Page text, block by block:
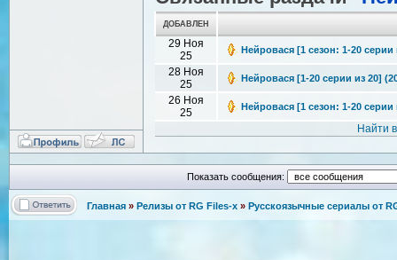
ДОБАВЛЕН
29 Ноя
25
Нейровася [1 сезон: 1-20
28 Ноя
25
Нейровася [1-20 серии из 20]
26 Ноя
25
Нейровася [1 сезон: 1-20 серии
Найти
Показать сообщения:
Главная » Релизы от RG Files-x » Русскоязычные сериалы от